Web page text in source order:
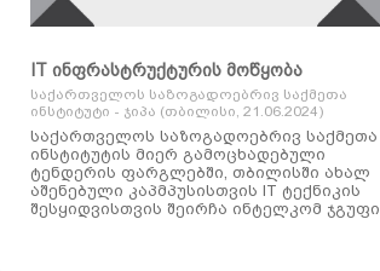
IT ინფრასტრუქტურის მოწყობა
საქართველოს საზოგადოებრივ საქმეთა
ინსტიტუტი - ჯიპა (თბილისი, 21.06.2024)
საქართველოს საზოგადოებრივ საქმეთა
ინსტიტუტის მიერ გამოცხადებული
ტენდერის ფარგლებში, თბილისში ახალ
აშენებული კაპმპუსისთვის IT ტექნიკის
შესყიდვისთვის შეირჩა ინტელკომ ჯგუფი.